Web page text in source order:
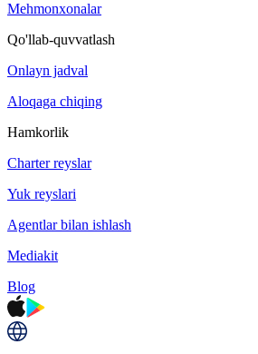
Mehmonxonalar
Qo'llab-quvvatlash
Onlayn jadval
Aloqaga chiqing
Hamkorlik
Charter reyslar
Yuk reyslari
Agentlar bilan ishlash
Mediakit
Blog